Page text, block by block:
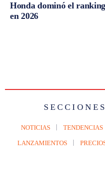
Honda dominó el
en 2026
NOTICIAS TENDENCIAS
LANZAMIENTOS